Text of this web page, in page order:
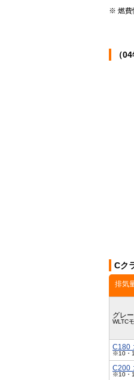
※ 燃費
（
Cク
排気
グレ
WLTC
C180
※10・
C200
※10・